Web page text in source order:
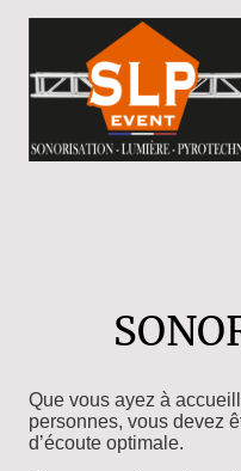
Que vous ayez à
personnes, vous devez
d’écoute optimale.